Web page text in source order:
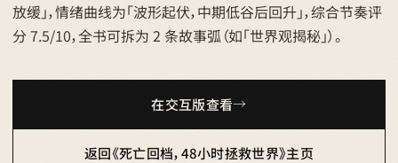
放缓」，情绪曲线为「波形起伏，中期低谷后回升」，综合节奏评
分 7.5/10，全书可拆为 2 条故事弧（如「世界观揭秘」）。
在交互版查看
返回《死亡回档，48小时拯救世界》主页